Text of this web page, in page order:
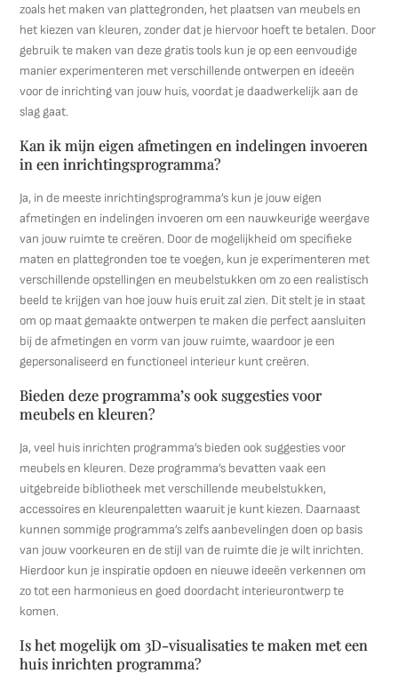
zoals het maken van plattegronden, het plaatsen van meubels en
het kiezen van kleuren, zonder dat je hiervoor hoeft te betalen. Door
gebruik te maken van deze gratis tools kun je op een eenvoudige
manier experimenteren met verschillende ontwerpen en ideeën
voor de inrichting van jouw huis, voordat je daadwerkelijk aan de
slag gaat.
Kan ik mijn eigen afmetingen en indelingen invoeren
in een inrichtingsprogramma?
Ja, in de meeste inrichtingsprogramma’s kun je jouw eigen
afmetingen en indelingen invoeren om een nauwkeurige weergave
van jouw ruimte te creëren. Door de mogelijkheid om specifieke
maten en plattegronden toe te voegen, kun je experimenteren met
verschillende opstellingen en meubelstukken om zo een realistisch
beeld te krijgen van hoe jouw huis eruit zal zien. Dit stelt je in staat
om op maat gemaakte ontwerpen te maken die perfect aansluiten
bij de afmetingen en vorm van jouw ruimte, waardoor je een
gepersonaliseerd en functioneel interieur kunt creëren.
Bieden deze programma’s ook suggesties voor
meubels en kleuren?
Ja, veel huis inrichten programma’s bieden ook suggesties voor
meubels en kleuren. Deze programma’s bevatten vaak een
uitgebreide bibliotheek met verschillende meubelstukken,
accessoires en kleurenpaletten waaruit je kunt kiezen. Daarnaast
kunnen sommige programma’s zelfs aanbevelingen doen op basis
van jouw voorkeuren en de stijl van de ruimte die je wilt inrichten.
Hierdoor kun je inspiratie opdoen en nieuwe ideeën verkennen om
zo tot een harmonieus en goed doordacht interieurontwerp te
komen.
Is het mogelijk om 3D-visualisaties te maken met een
huis inrichten programma?